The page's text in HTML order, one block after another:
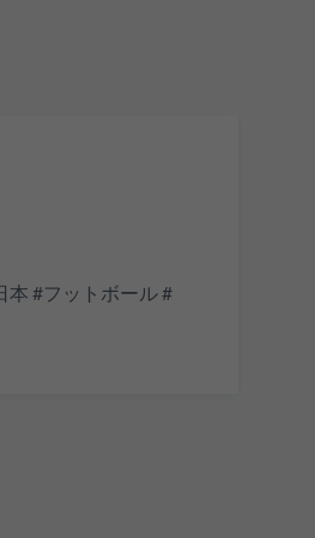
本 #フットボール #